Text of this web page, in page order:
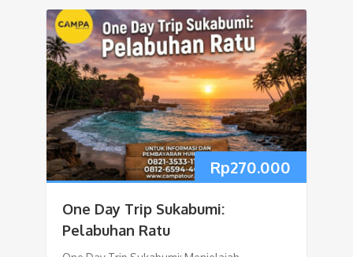
Rp270.000
One Day Trip Sukabumi:
Pelabuhan Ratu